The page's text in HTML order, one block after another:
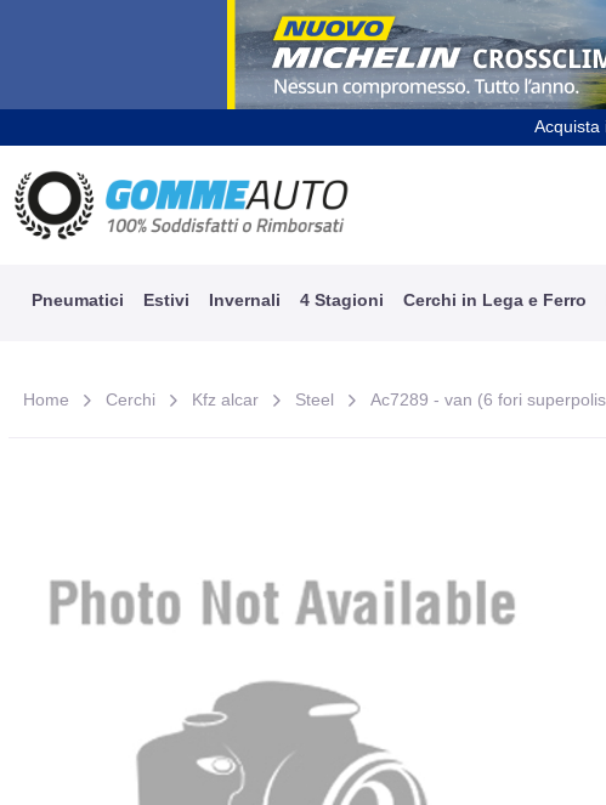
Acquista
Pneumatici Estivi Invernali 4 Stagioni Cerchi in Lega e Ferro
Home Cerchi Kfz alcar Steel Ac7289 - van (6 fori